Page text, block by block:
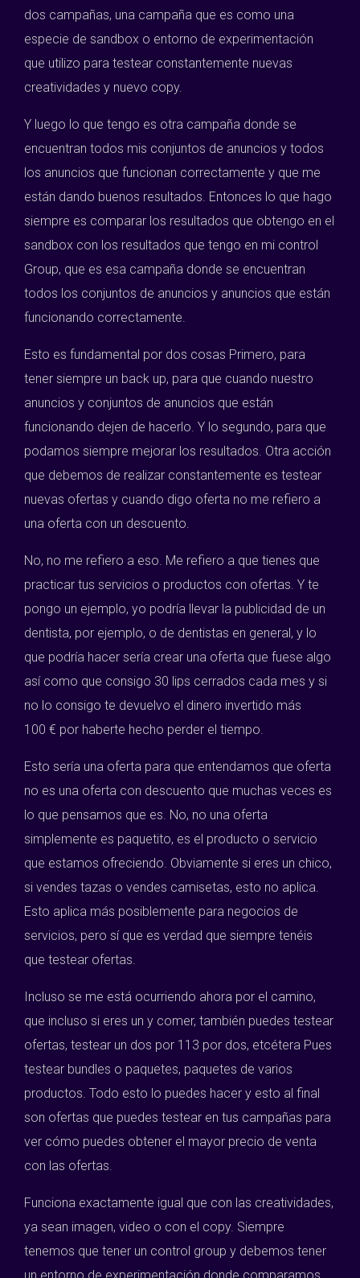
dos campañas, una campaña que es como una
especie de sandbox o entorno de experimentación
que utilizo para testear constantemente nuevas
creatividades y nuevo copy.
Y luego lo que tengo es otra campaña donde se
encuentran todos mis conjuntos de anuncios y todos
los anuncios que funcionan correctamente y que me
están dando buenos resultados. Entonces lo que hago
siempre es comparar los resultados que obtengo en el
sandbox con los resultados que tengo en mi control
Group, que es esa campaña donde se encuentran
todos los conjuntos de anuncios y anuncios que están
funcionando correctamente.
Esto es fundamental por dos cosas Primero, para
tener siempre un back up, para que cuando nuestro
anuncios y conjuntos de anuncios que están
funcionando dejen de hacerlo. Y lo segundo, para que
podamos siempre mejorar los resultados. Otra acción
que debemos de realizar constantemente es testear
nuevas ofertas y cuando digo oferta no me refiero a
una oferta con un descuento.
No, no me refiero a eso. Me refiero a que tienes que
practicar tus servicios o productos con ofertas. Y te
pongo un ejemplo, yo podría llevar la publicidad de un
dentista, por ejemplo, o de dentistas en general, y lo
que podría hacer sería crear una oferta que fuese algo
así como que consigo 30 lips cerrados cada mes y si
no lo consigo te devuelvo el dinero invertido más
100 € por haberte hecho perder el tiempo.
Esto sería una oferta para que entendamos que oferta
no es una oferta con descuento que muchas veces es
lo que pensamos que es. No, no una oferta
simplemente es paquetito, es el producto o servicio
que estamos ofreciendo. Obviamente si eres un chico,
si vendes tazas o vendes camisetas, esto no aplica.
Esto aplica más posiblemente para negocios de
servicios, pero sí que es verdad que siempre tenéis
que testear ofertas.
Incluso se me está ocurriendo ahora por el camino,
que incluso si eres un y comer, también puedes testear
ofertas, testear un dos por 113 por dos, etcétera Pues
testear bundles o paquetes, paquetes de varios
productos. Todo esto lo puedes hacer y esto al final
son ofertas que puedes testear en tus campañas para
ver cómo puedes obtener el mayor precio de venta
con las ofertas.
Funciona exactamente igual que con las creatividades,
ya sean imagen, video o con el copy. Siempre
tenemos que tener un control group y debemos tener